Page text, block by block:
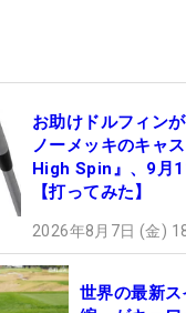
お助けドルフィン
ノーメッキのキャ
High Spin』、9月
【打ってみた】
2026年8月7日 (金)
世界の最新